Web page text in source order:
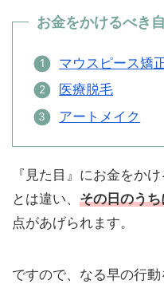
お金をかけるべき
マウスピース矯
医療脱毛
アートメイク
『見た目』にお金をか
とは違い、 その日のう
点があげられます。
ですので、なる早の行動